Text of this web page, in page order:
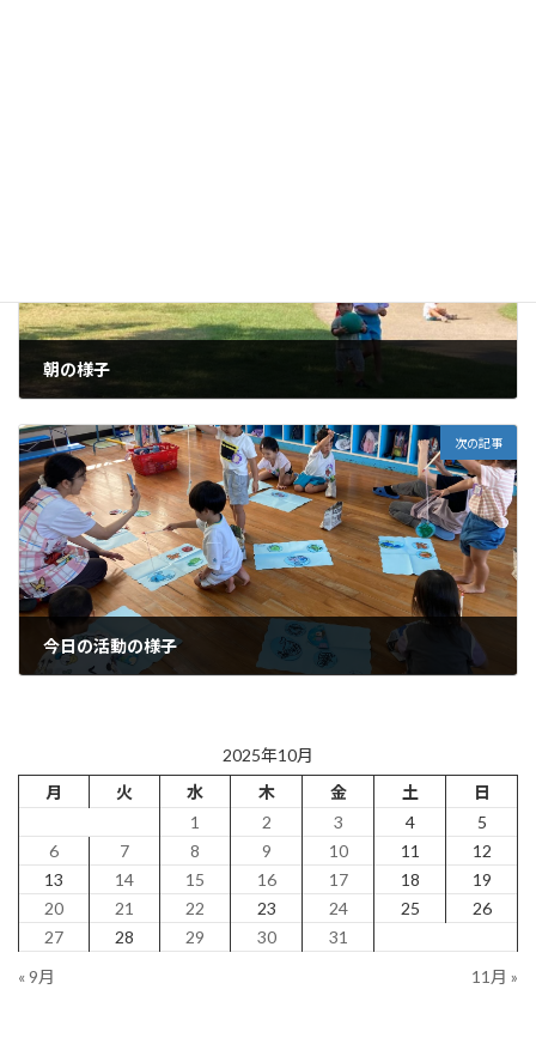
朝の様子
次の記事
今日の活動の様子
2025年10月
月
火 水 木 金 土
日
1
2 3 4
5
6
7 8 9 10 11
12
13
14 15 16 17 18
19
20
21 22 23 24 25
26
27
28 29 30
31
« 9月
11月 »